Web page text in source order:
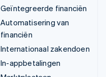
Geïntegreerde financiën
Automatisering van
financiën
Internationaal zakendoen
In-appbetalingen